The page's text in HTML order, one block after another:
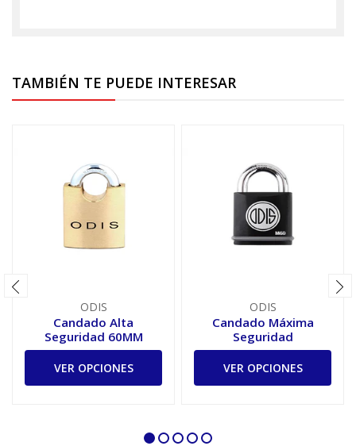
TAMBIÉN TE PUEDE INTERESAR
ODIS
Candado Alta
Seguridad 60MM
VER OPCIONES
ODIS
Candado Máxima
Seguridad
VER OPCIONES